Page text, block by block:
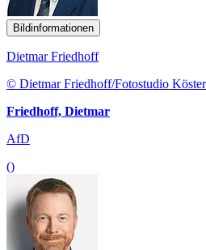
Bildinformationen
Dietmar Friedhoff
© Dietmar Friedhoff/Fotostudio Köster
Friedhoff, Dietmar
AfD
()